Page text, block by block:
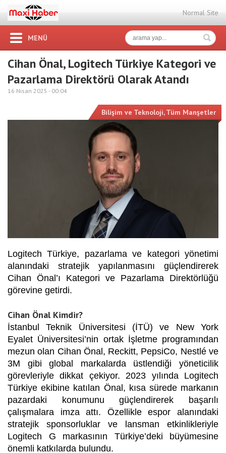
Normal Site
MENÜ
Cihan Önal, Logitech Türkiye Kategori ve
Pazarlama Direktörü Olarak Atandı
16 Nisan 2025 - 00:04
Bilişim ve Teknoloji,Tüm Manşetler
Logitech Türkiye, pazarlama ve kategori yönetimi
alanındaki stratejik yapılanmasını güçlendirerek
Cihan Önal’ı Kategori ve Pazarlama Direktörlüğü
görevine getirdi.
Cihan Önal Kimdir?
İstanbul Teknik Üniversitesi (İTÜ) ve New York
Eyalet Üniversitesi’nin ortak İşletme programından
mezun olan Cihan Önal, Reckitt, PepsiCo, Nestlé ve
3M gibi global markalarda üstlendiği yöneticilik
görevleriyle dikkat çekiyor. 2023 yılında Logitech
Türkiye ekibine katılan Önal, kısa sürede markanın
pazardaki konumunu güçlendirerek başarılı
çalışmalara imza attı. Özellikle espor alanındaki
stratejik sponsorluklar ve lansman etkinlikleriyle
Logitech G markasının Türkiye’deki büyümesine
önemli katkılarda bulundu.